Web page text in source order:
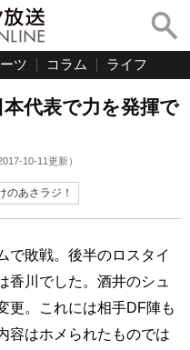
ツ コラム ライフ
代表で力を発揮で
10-11更新）
のあさラジ！
で敗戦。後半のロスタイ
香川でした。酒井のシュ
更。これには相手DF陣も
容はホメられたものでは